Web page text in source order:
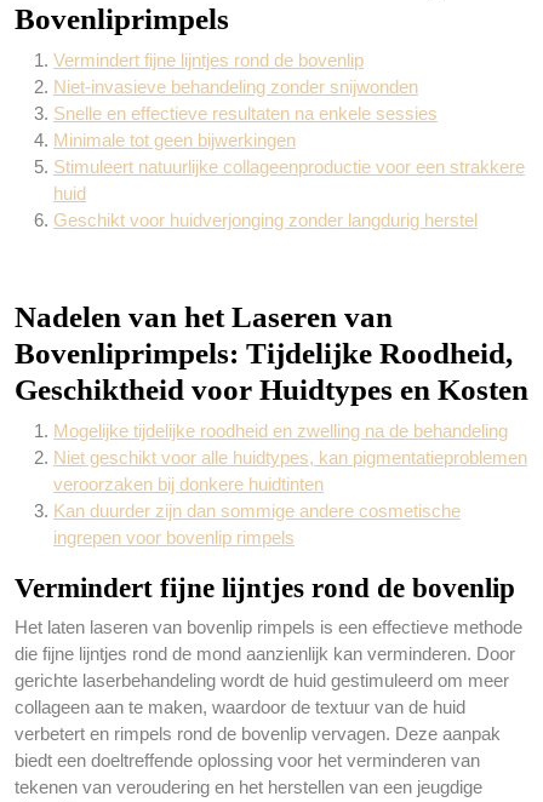
Bovenliprimpels
Vermindert fijne lijntjes rond de bovenlip
Niet-invasieve behandeling zonder snijwonden
Snelle en effectieve resultaten na enkele sessies
Minimale tot geen bijwerkingen
Stimuleert natuurlijke collageenproductie voor een strakkere
huid
Geschikt voor huidverjonging zonder langdurig herstel
Nadelen van het Laseren van
Bovenliprimpels: Tijdelijke Roodheid,
Geschiktheid voor Huidtypes en Kosten
Mogelijke tijdelijke roodheid en zwelling na de behandeling
Niet geschikt voor alle huidtypes, kan pigmentatieproblemen
veroorzaken bij donkere huidtinten
Kan duurder zijn dan sommige andere cosmetische
ingrepen voor bovenlip rimpels
Vermindert fijne lijntjes rond de bovenlip
Het laten laseren van bovenlip rimpels is een effectieve methode
die fijne lijntjes rond de mond aanzienlijk kan verminderen. Door
gerichte laserbehandeling wordt de huid gestimuleerd om meer
collageen aan te maken, waardoor de textuur van de huid
verbetert en rimpels rond de bovenlip vervagen. Deze aanpak
biedt een doeltreffende oplossing voor het verminderen van
tekenen van veroudering en het herstellen van een jeugdige